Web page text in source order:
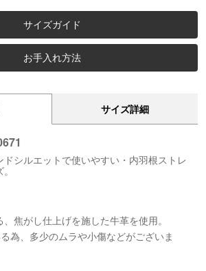
サイズガイド
お手入れ方法
サイズ詳細
シルエットで使いやすい・内羽根ストレ
焦がし仕上げを施した牛革を使用。
為、多少のムラや小傷などがございま